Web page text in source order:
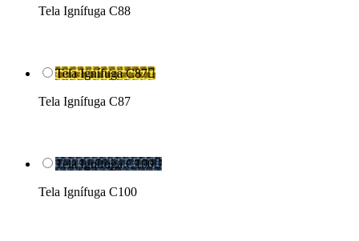
Tela Ignífuga C88
Tela Ignífuga C87
Tela Ignífuga C87
Tela Ignífuga C100
Tela Ignífuga C100